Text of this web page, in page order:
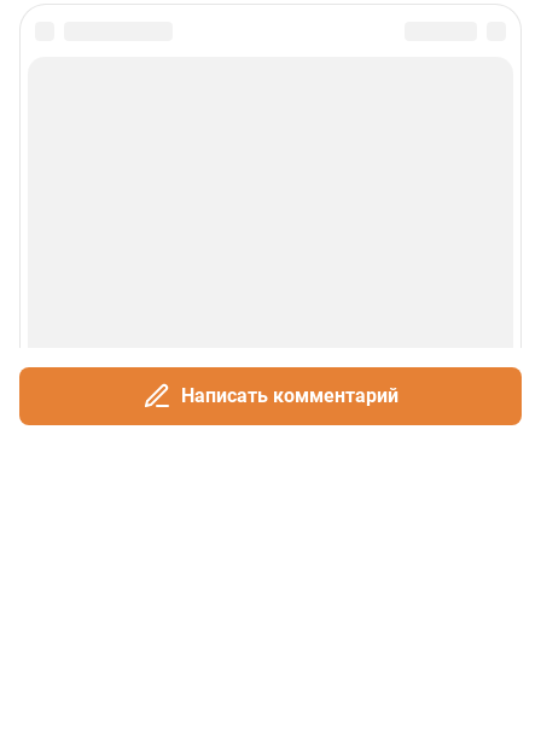
Написать комментарий